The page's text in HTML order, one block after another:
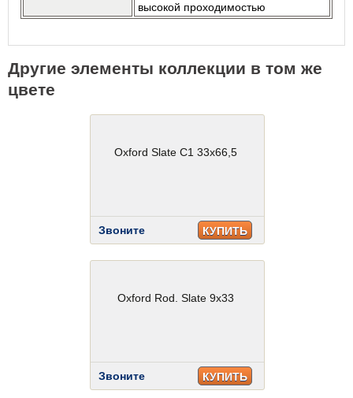
высокой проходимостью
Другие элементы коллекции в том же
цвете
Oxford Slate C1 33x66,5
Звоните КУПИТЬ
Oxford Rod. Slate 9x33
Звоните КУПИТЬ